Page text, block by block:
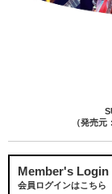
（発売
Member's Login
会員ログインはこちら